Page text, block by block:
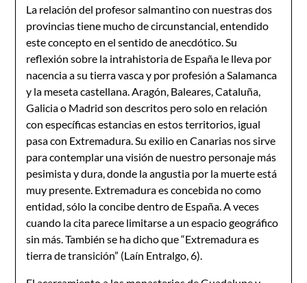
La relación del profesor salmantino con nuestras dos
provincias tiene mucho de circunstancial, entendido
este concepto en el sentido de anecdótico. Su
reflexión sobre la intrahistoria de España le lleva por
nacencia a su tierra vasca y por profesión a Salamanca
y la meseta castellana. Aragón, Baleares, Cataluña,
Galicia o Madrid son descritos pero solo en relación
con específicas estancias en estos territorios, igual
pasa con Extremadura. Su exilio en Canarias nos sirve
para contemplar una visión de nuestro personaje más
pesimista y dura, donde la angustia por la muerte está
muy presente. Extremadura es concebida no como
entidad, sólo la concibe dentro de España. A veces
cuando la cita parece limitarse a un espacio geográfico
sin más. También se ha dicho que “Extremadura es
tierra de transición” (Laín Entralgo, 6).